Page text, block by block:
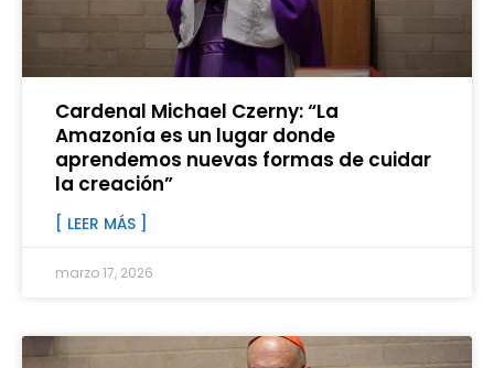
Cardenal Michael Czerny: “La
Amazonía es un lugar donde
aprendemos nuevas formas de cuidar
la creación”
[ LEER MÁS ]
marzo 17, 2026